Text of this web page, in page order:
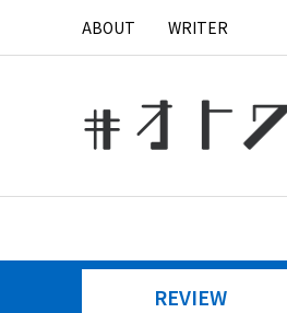
ABOUT WRITER
REVIEW